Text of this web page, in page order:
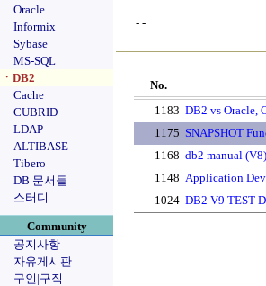
Oracle
Informix
Sybase
MS-SQL
ㆍDB2
Cache
CUBRID
LDAP
ALTIBASE
Tibero
DB 문서들
스터디
Community
공지사항
자유게시판
구인|구직
- -
No.
1183 DB2 vs Oracle,
1175 SNAPSHOT
1168 db2 manual (V8)
1148 Application
1024 DB2 V9 TEST